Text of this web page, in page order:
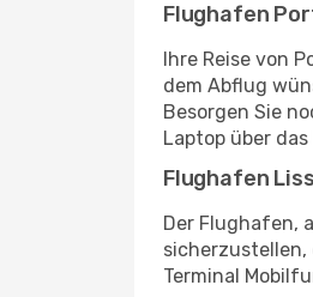
Flughafen
Ihre Reise von
dem Abflug
Besorgen Sie
Laptop über
Flughafen
Der Flughafen,
sicherzustellen,
Terminal